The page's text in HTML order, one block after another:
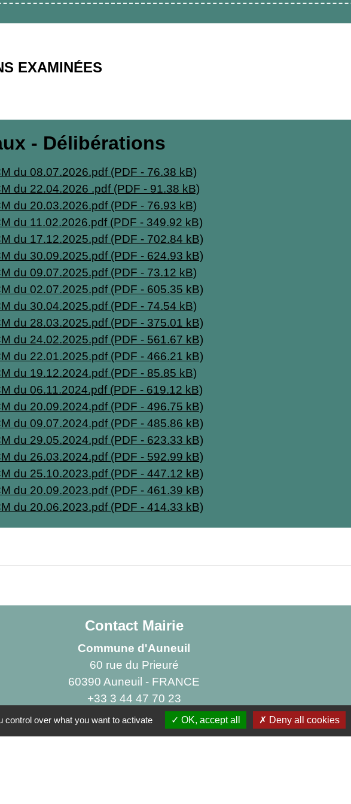
EXAMINÉES
- Délibérations
du 08.07.2026.pdf (PDF - 76.38 kB)
du 22.04.2026 .pdf (PDF - 91.38 kB)
du 20.03.2026.pdf (PDF - 76.93 kB)
du 11.02.2026.pdf (PDF - 349.92 kB)
du 17.12.2025.pdf (PDF - 702.84 kB)
du 30.09.2025.pdf (PDF - 624.93 kB)
du 09.07.2025.pdf (PDF - 73.12 kB)
du 02.07.2025.pdf (PDF - 605.35 kB)
du 30.04.2025.pdf (PDF - 74.54 kB)
du 28.03.2025.pdf (PDF - 375.01 kB)
du 24.02.2025.pdf (PDF - 561.67 kB)
du 22.01.2025.pdf (PDF - 466.21 kB)
du 19.12.2024.pdf (PDF - 85.85 kB)
du 06.11.2024.pdf (PDF - 619.12 kB)
du 20.09.2024.pdf (PDF - 496.75 kB)
du 09.07.2024.pdf (PDF - 485.86 kB)
du 29.05.2024.pdf (PDF - 623.33 kB)
du 26.03.2024.pdf (PDF - 592.99 kB)
du 25.10.2023.pdf (PDF - 447.12 kB)
du 20.09.2023.pdf (PDF - 461.39 kB)
du 20.06.2023.pdf (PDF - 414.33 kB)
Contact Mairie
Commune d'Auneuil
60 rue du Prieuré
60390 Auneuil - FRANCE
+33 3 44 47 70 23
Contact par formulaire
over what you want to activate OK, accept all Deny all cookies